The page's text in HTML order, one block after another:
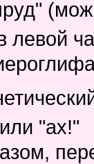
левой
"ах!"